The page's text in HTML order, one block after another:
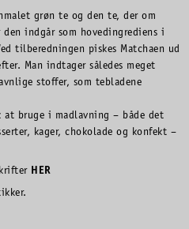
grøn te og den te, der om
indgår som hovedingrediens i
tilberedningen piskes Matchaen ud
Man indtager således meget
stoffer, som tebladene
at bruge i madlavning – både det
kager, chokolade og konfekt –
HER